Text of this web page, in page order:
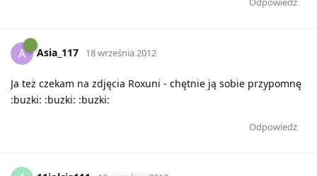
A Asia_117 18 września 2012
Ja też czekam na zdjęcia Roxuni - chętnie ją sobie przypomnę
:buzki: :buzki: :buzki:
Odpowiedz